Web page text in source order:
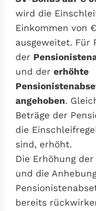
wird die
Einkommen von
ausgeweitet. Für
der
und der erhöhte
angehoben.
Beträge der
die
sind, erhöht.
Die Erhöhung
und die
bereits